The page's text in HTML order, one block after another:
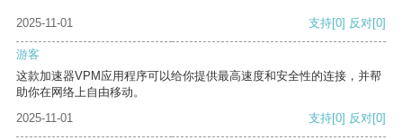
2025-11-01 支持[0] 反对[0]
游客
这款加速器VPM应用程序可以给你提供最高速度和安全性的连接，并帮
助你在网络上自由移动。
2025-11-01
支持[0] 反对[0]